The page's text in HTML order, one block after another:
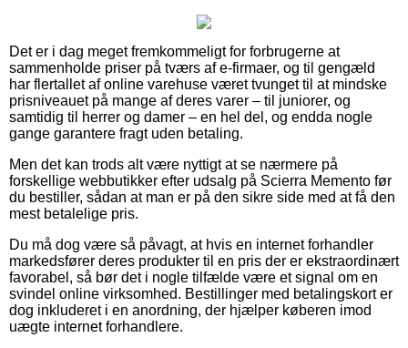
Det er i dag meget fremkommeligt for forbrugerne at
sammenholde priser på tværs af e-firmaer, og til gengæld
har flertallet af online varehuse været tvunget til at mindske
prisniveauet på mange af deres varer – til juniorer, og
samtidig til herrer og damer – en hel del, og endda nogle
gange garantere fragt uden betaling.
Men det kan trods alt være nyttigt at se nærmere på
forskellige webbutikker efter udsalg på Scierra Memento før
du bestiller, sådan at man er på den sikre side med at få den
mest betalelige pris.
Du må dog være så påvagt, at hvis en internet forhandler
markedsfører deres produkter til en pris der er ekstraordinært
favorabel, så bør det i nogle tilfælde være et signal om en
svindel online virksomhed. Bestillinger med betalingskort er
dog inkluderet i en anordning, der hjælper køberen imod
uægte internet forhandlere.